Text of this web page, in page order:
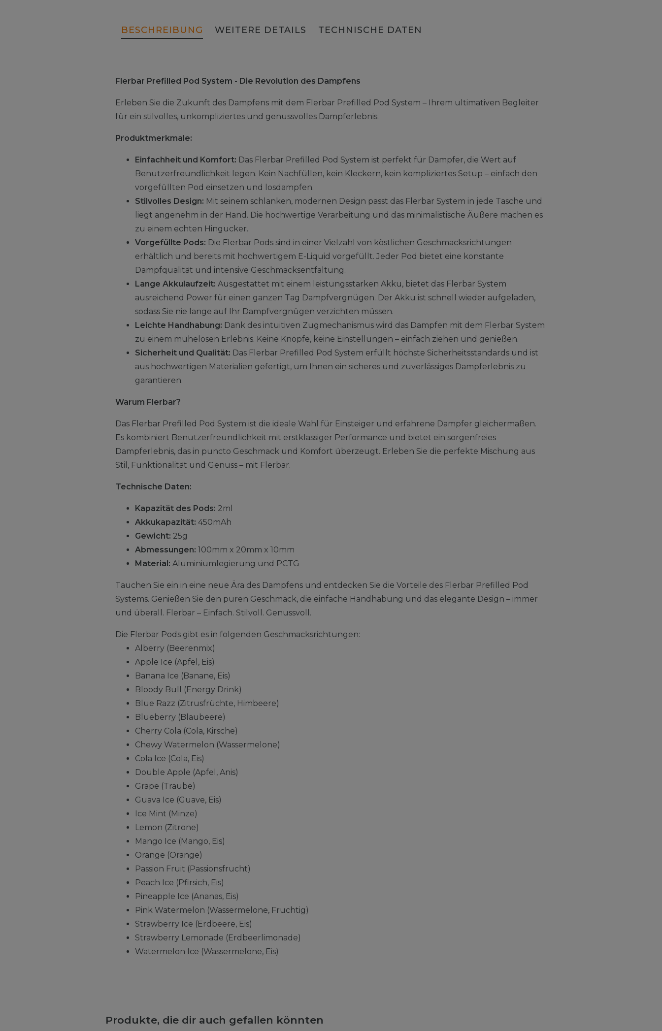
BESCHREIBUNG WEITERE DETAILS TECHNISCHE DATEN
Flerbar Prefilled Pod System - Die Revolution des Dampfens
Erleben Sie die Zukunft des Dampfens mit dem Flerbar Prefilled Pod System – Ihrem ultimativen Begleiter
für ein stilvolles, unkompliziertes und genussvolles Dampferlebnis.
Produktmerkmale:
Einfachheit und Komfort: Das Flerbar Prefilled Pod System ist perfekt für Dampfer, die Wert auf
Benutzerfreundlichkeit legen. Kein Nachfüllen, kein Kleckern, kein kompliziertes Setup – einfach den
vorgefüllten Pod einsetzen und losdampfen.
Stilvolles Design: Mit seinem schlanken, modernen Design passt das Flerbar System in jede Tasche und
liegt angenehm in der Hand. Die hochwertige Verarbeitung und das minimalistische Äußere machen es
zu einem echten Hingucker.
Vorgefüllte Pods: Die Flerbar Pods sind in einer Vielzahl von köstlichen Geschmacksrichtungen
erhältlich und bereits mit hochwertigem E-Liquid vorgefüllt. Jeder Pod bietet eine konstante
Dampfqualität und intensive Geschmacksentfaltung.
Lange Akkulaufzeit: Ausgestattet mit einem leistungsstarken Akku, bietet das Flerbar System
ausreichend Power für einen ganzen Tag Dampfvergnügen. Der Akku ist schnell wieder aufgeladen,
sodass Sie nie lange auf Ihr Dampfvergnügen verzichten müssen.
Leichte Handhabung: Dank des intuitiven Zugmechanismus wird das Dampfen mit dem Flerbar System
zu einem mühelosen Erlebnis. Keine Knöpfe, keine Einstellungen – einfach ziehen und genießen.
Sicherheit und Qualität: Das Flerbar Prefilled Pod System erfüllt höchste Sicherheitsstandards und ist
aus hochwertigen Materialien gefertigt, um Ihnen ein sicheres und zuverlässiges Dampferlebnis zu
garantieren.
Warum Flerbar?
Das Flerbar Prefilled Pod System ist die ideale Wahl für Einsteiger und erfahrene Dampfer gleichermaßen.
Es kombiniert Benutzerfreundlichkeit mit erstklassiger Performance und bietet ein sorgenfreies
Dampferlebnis, das in puncto Geschmack und Komfort überzeugt. Erleben Sie die perfekte Mischung aus
Stil, Funktionalität und Genuss – mit Flerbar.
Technische Daten:
Kapazität des Pods: 2ml
Akkukapazität: 450mAh
Gewicht: 25g
Abmessungen: 100mm x 20mm x 10mm
Material: Aluminiumlegierung und PCTG
Tauchen Sie ein in eine neue Ära des Dampfens und entdecken Sie die Vorteile des Flerbar Prefilled Pod
Systems. Genießen Sie den puren Geschmack, die einfache Handhabung und das elegante Design – immer
und überall. Flerbar – Einfach. Stilvoll. Genussvoll.
Die Flerbar Pods gibt es in folgenden Geschmacksrichtungen:
Alberry (Beerenmix)
Apple Ice (Apfel, Eis)
Banana Ice (Banane, Eis)
Bloody Bull (Energy Drink)
Blue Razz (Zitrusfrüchte, Himbeere)
Blueberry (Blaubeere)
Cherry Cola (Cola, Kirsche)
Chewy Watermelon (Wassermelone)
Cola Ice (Cola, Eis)
Double Apple (Apfel, Anis)
Grape (Traube)
Guava Ice (Guave, Eis)
Ice Mint (Minze)
Lemon (Zitrone)
Mango Ice (Mango, Eis)
Orange (Orange)
Passion Fruit (Passionsfrucht)
Peach Ice (Pfirsich, Eis)
Pineapple Ice (Ananas, Eis)
Pink Watermelon (Wassermelone, Fruchtig)
Strawberry Ice (Erdbeere, Eis)
Strawberry Lemonade (Erdbeerlimonade)
Watermelon Ice (Wassermelone, Eis)
Produkte, die dir auch gefallen könnten